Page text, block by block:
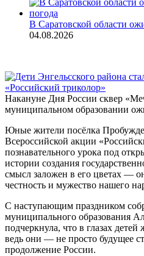
В Саратовской области
04.08.2026
Накануне Дня России сквер
муниципальном образовании
Юные жители посёлка
Всероссийской акции
познавательного урока под
истории создания
смысл заложен в его цветах —
честность и мужество нашего
С наступающим праздником
муниципального образования
подчеркнула, что в глазах
ведь они — не просто будущее
продолжение России.